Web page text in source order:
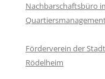
Nachbarschaftsbüro
Förderverein der
Rödelheim